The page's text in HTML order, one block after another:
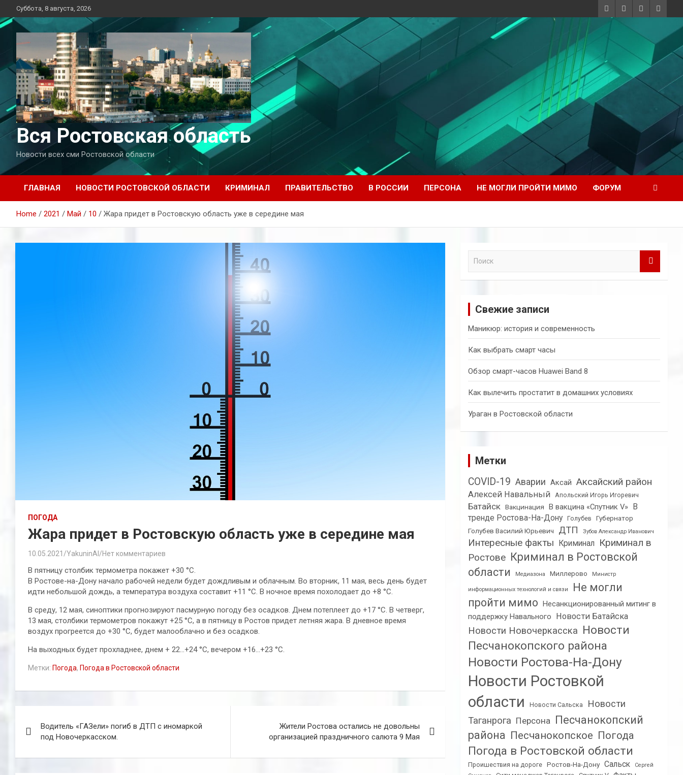
Перейти
к
содержимому
Суббота, 8 августа, 2026
Вся Ростовская область
Новости всех сми Ростовской области
ГЛАВНАЯ НОВОСТИ РОСТОВСКОЙ ОБЛАСТИ КРИМИНАЛ ПРАВИТЕЛЬСТВО В РОССИИ ПЕРСОНА НЕ МОГЛИ ПРОЙТИ МИМО ФОРУМ
Home 2021 Май 10 Жара придет в Ростовскую область уже в середине мая
ПОГОДА
Жара придет в Ростовскую область уже в середине мая
10.05.2021 YakuninAI Нет комментариев
В пятницу столбик термометра покажет +30 °C.
В Ростове-на-Дону начало рабочей недели будет дождливым и облачным. Во вторник, 11 мая, весь день будет
идти небольшой дождь, а температура воздуха составит +11 °C. В ночное время похолодает до +8 °C.
В среду, 12 мая, синоптики прогнозируют пасмурную погоду без осадков. Днем потеплеет до +17 °C. В четверг,
13 мая, столбики термометров покажут +25 °C, а в пятницу в Ростов придет летняя жара. В дневное время
воздух прогреется до +30 °C, будет малооблачно и без осадков.
На выходных будет прохладнее, днем + 22…+24 °C, вечером +16…+23 °C.
Метки: Погода, Погода в Ростовской области
по
записям
Водитель «ГАЗели» погиб в ДТП с иномаркой
под Новочеркасском.
Жители Ростова остались не довольны
организацией праздничного салюта 9 Мая
Свежие записи
Маникюр: история и современность
Как выбрать смарт часы
Обзор смарт-часов Huawei Band 8
Как вылечить простатит в домашних условиях
Ураган в Ростовской области
Метки
COVID-19 Аварии Аксай Аксайский район
Алексей Навальный Апольский Игорь Игоревич
Батайск Вакцинация В вакцина «Спутник V» В
тренде Ростова-На-Дону
Голубев
Губернатор
Голубев Василий Юрьевич
ДТП Зубов Александр Иванович
Интересные факты Криминал
Криминал в
Ростове Криминал в Ростовской
области
Медиазона Миллерово Министр
информационных технологий и связи
Не могли
пройти мимо Несанкционированный митинг в
поддержку Навального
Новости Батайска
Новости Новочеркасска Новости
Песчанокопского района
Новости Ростова-На-Дону
Новости Ростовкой
области
Новости Сальска
Новости
Таганрога Персона Песчанокопский
района Песчанокопское Погода
Погода в Ростовской области
Проишествия на дороге Ростов-На-Дону Сальск
Сергей